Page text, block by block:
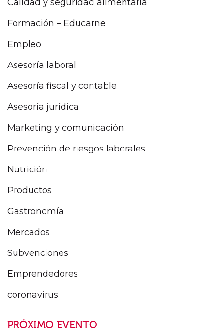
Calidad y seguridad alimentaria
Formación – Educarne
Empleo
Asesoría laboral
Asesoría fiscal y contable
Asesoría jurídica
Marketing y comunicación
Prevención de riesgos laborales
Nutrición
Productos
Gastronomía
Mercados
Subvenciones
Emprendedores
coronavirus
PRÓXIMO EVENTO